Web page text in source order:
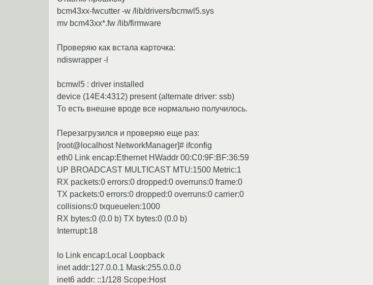
bcm43xx-fwcutter -w /lib/drivers/bcmwl5.sys
mv bcm43xx*.fw /lib/firmware
Проверяю как встала карточка:
ndiswrapper -l
bcmwl5 : driver installed
device (14E4:4312) present (alternate driver: ssb)
То есть внешне вроде все нормально получилось.
Перезагрузился и проверяю еще раз:
[root@localhost NetworkManager]# ifconfig
eth0 Link encap:Ethernet HWaddr 00:C0:9F:BF:36:59
UP BROADCAST MULTICAST MTU:1500 Metric:1
RX packets:0 errors:0 dropped:0 overruns:0 frame:0
TX packets:0 errors:0 dropped:0 overruns:0 carrier:0
collisions:0 txqueuelen:1000
RX bytes:0 (0.0 b) TX bytes:0 (0.0 b)
Interrupt:18
lo Link encap:Local Loopback
inet addr:127.0.0.1 Mask:255.0.0.0
inet6 addr: ::1/128 Scope:Host